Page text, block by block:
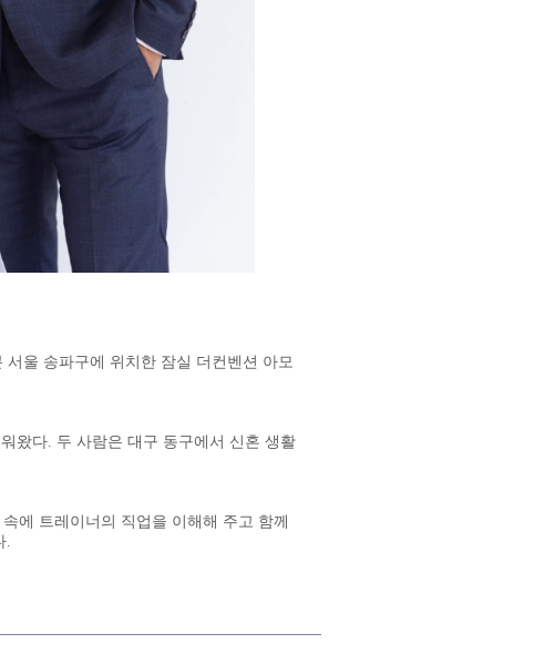
울 송파구에 위치한 잠실 더컨벤션 아모
왔다. 두 사람은 대구 동구에서 신혼 생활
에 트레이너의 직업을 이해해 주고 함께
.